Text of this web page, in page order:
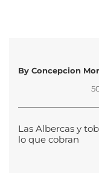
Las Albercas y
lo que cobran